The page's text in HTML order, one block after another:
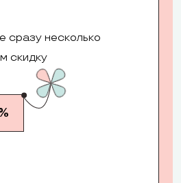
сразу несколько
скидку